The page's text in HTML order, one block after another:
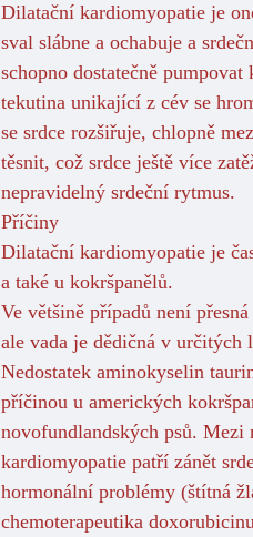
Dilatační kardiomyopatie je
sval slábne a ochabuje a
schopno dostatečně
tekutina unikající z cév se
se srdce rozšiřuje, chlopně
těsnit, což srdce ještě více
nepravidelný srdeční rytmus.
Příčiny
Dilatační kardiomyopatie je
a také u kokršpanělů.
Ve většině případů není
ale vada je dědičná v určitých
Nedostatek aminokyselin
příčinou u amerických
novofundlandských psů. Mezi
kardiomyopatie patří zánět
hormonální problémy (štítná
chemoterapeutika